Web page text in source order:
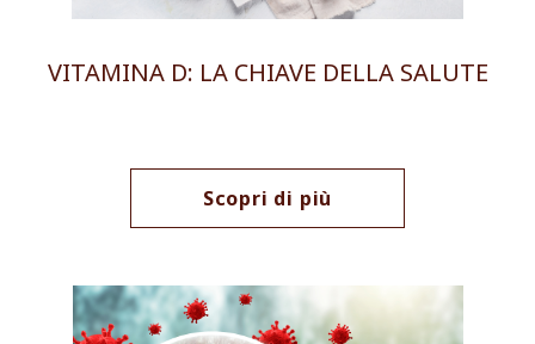
VITAMINA D: LA CHIAVE DELLA SALUTE
Scopri di più